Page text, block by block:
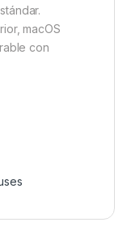
macOS
con